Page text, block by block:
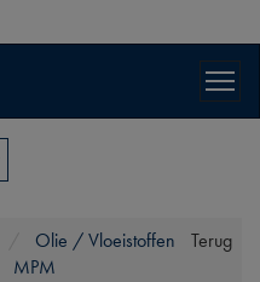
Terug
Olie / Vloeistoffen
MPM